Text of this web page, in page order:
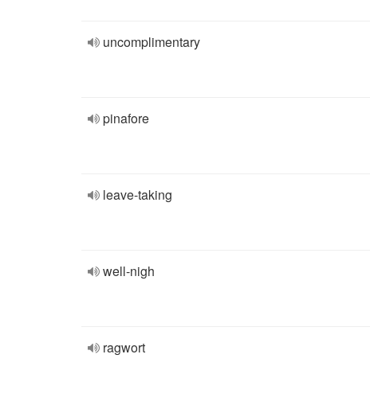
uncomplimentary
pinafore
leave-taking
well-nigh
ragwort